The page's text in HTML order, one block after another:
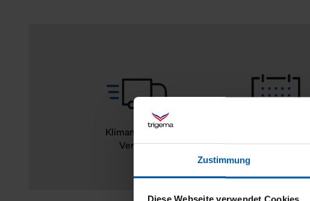
Zustimmung
Klimaneutraler
Versand
Rückgaberecht